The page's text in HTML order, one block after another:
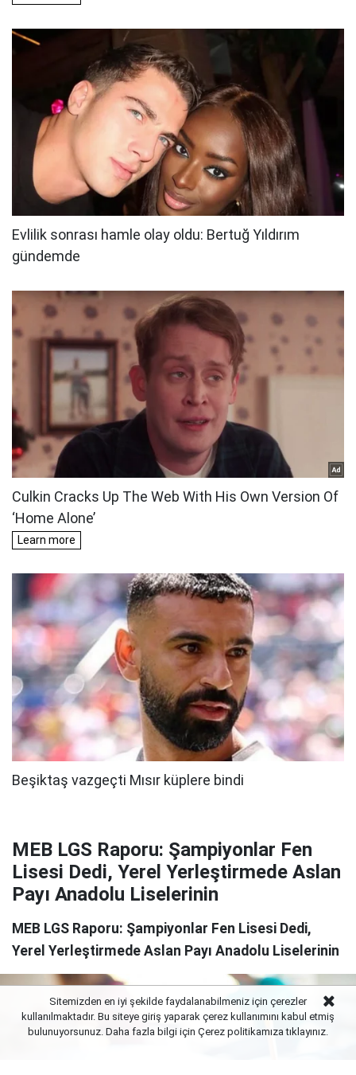
MEB LGS Raporu: Şampiyonlar Fen
Lisesi Dedi, Yerel Yerleştirmede Aslan
Payı Anadolu Liselerinin
MEB LGS Raporu: Şampiyonlar Fen Lisesi Dedi,
Yerel Yerleştirmede Aslan Payı Anadolu Liselerinin
Sitemizden en iyi şekilde faydalanabilmeniz için çerezler
kullanılmaktadır. Bu siteye giriş yaparak çerez kullanımını kabul etmiş
bulunuyorsunuz. Daha fazla bilgi için Çerez politikamızatıklayınız.